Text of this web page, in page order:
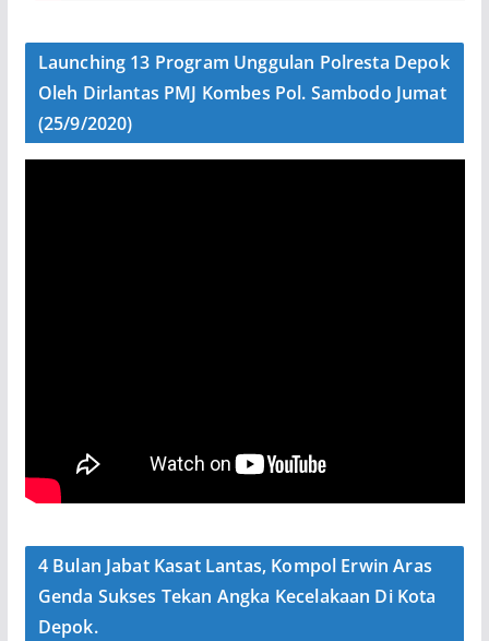
Launching 13 Program Unggulan Polresta Depok
Oleh Dirlantas PMJ Kombes Pol. Sambodo Jumat
(25/9/2020)
4 Bulan Jabat Kasat Lantas, Kompol Erwin Aras
Genda Sukses Tekan Angka Kecelakaan Di Kota
Depok.